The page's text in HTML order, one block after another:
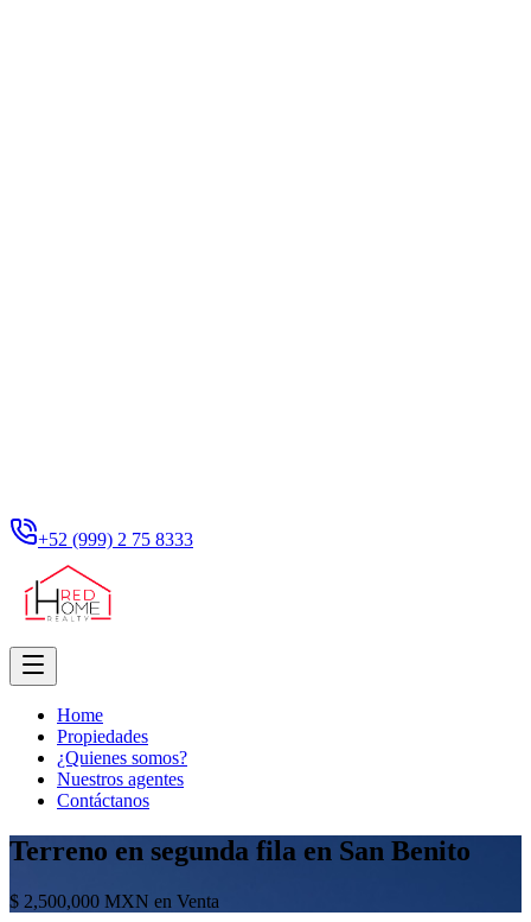
+52 (999) 2 75 8333
Home
Propiedades
¿Quienes somos?
Nuestros agentes
Contáctanos
Terreno en segunda fila en San Benito
$ 2,500,000 MXN en Venta